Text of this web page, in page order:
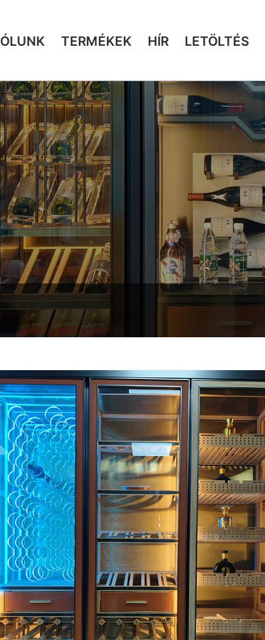
TERMÉKEK HÍR LETÖLTÉS